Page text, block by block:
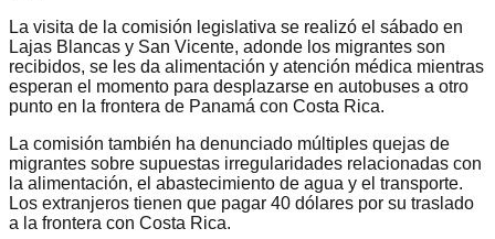
La visita de la comisión legislativa se realizó el sábado en
Lajas Blancas y San Vicente, adonde los migrantes son
recibidos, se les da alimentación y atención médica mientras
esperan el momento para desplazarse en autobuses a otro
punto en la frontera de Panamá con Costa Rica.
La comisión también ha denunciado múltiples quejas de
migrantes sobre supuestas irregularidades relacionadas con
la alimentación, el abastecimiento de agua y el transporte.
Los extranjeros tienen que pagar 40 dólares por su traslado
a la frontera con Costa Rica.